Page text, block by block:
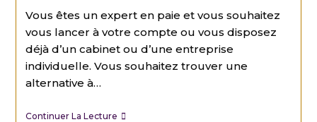
Vous êtes un expert en paie et vous souhaitez
vous lancer à votre compte ou vous disposez
déjà d’un cabinet ou d’une entreprise
individuelle. Vous souhaitez trouver une
alternative à…
Continuer La Lecture